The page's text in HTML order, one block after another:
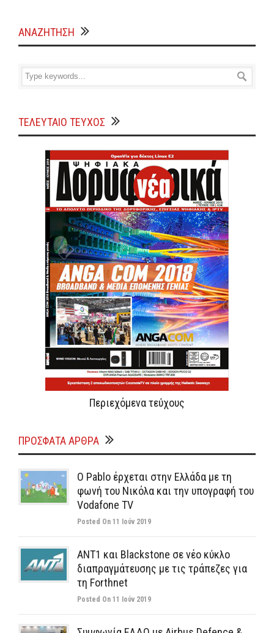
ΑΝΑΖΗΤΗΣΗ
ΤΕΛΕΥΤΑΙΟ ΤΕΥΧΟΣ
Περιεχόμενα τεύχους
ΠΡΌΣΦΑΤΑ ΆΡΘΡΑ
Ο Pablo έρχεται στην Ελλάδα με τη
φωνή του Νικόλα και την υπογραφή του
Vodafone TV
Posted On 11 Ιούν 2019
ΑΝΤ1 και Blackstone σε νέο κύκλο
διαπραγμάτευσης με τις τράπεζες για
τη Forthnet
Posted On 11 Ιούν 2019